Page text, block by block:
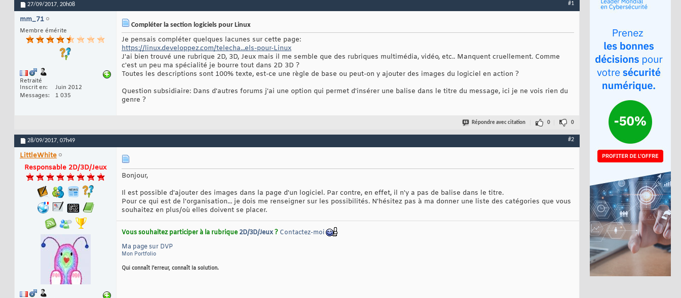
27/09/2017, 20h08 #1
mm_71
Membre émérite
Retraité
Inscrit en
Juin 2012
Messages
1 035
Compléter la section logiciels pour Linux
Je pensais compléter quelques lacunes sur cette page:
https://linux.developpez.com/telecha...els-pour-Linux
J'ai bien trouvé une rubrique 2D, 3D, Jeux mais il me semble que des rubriques multimédia, vidéo, etc.. Manquent cruellement. Comme
c'est un peu ma spécialité je bourre tout dans 2D 3D ?
Toutes les descriptions sont 100% texte, est-ce une règle de base ou peut-on y ajouter des images du logiciel en action ?
Question subsidiaire: Dans d'autres forums j'ai une option qui permet d'insérer une balise dans le titre du message, ici je ne vois rien du
genre ?
Répondre avec citation 0 0
28/09/2017, 07h49 #2
LittleWhite
Responsable 2D/3D/Jeux
Bonjour,
Il est possible d'ajouter des images dans la page d'un logiciel. Par contre, en effet, il n'y a pas de balise dans le titre.
Pour ce qui est de l'organisation... je dois me renseigner sur les possibilités. N'hésitez pas à ma donner une liste des catégories que vous
souhaitez en plus/où elles doivent se placer.
Vous souhaitez participer à la rubrique 2D/3D/Jeux? Contactez-moi
Ma page sur DVP
Mon Portfolio
Qui connaît l'erreur, connaît la solution.